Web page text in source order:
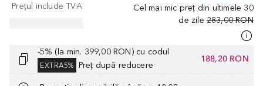
Cel mai mic preț din ultimele 30
de zile 283,00 RON
Prețul include TVA
-5% (la min. 399,00 RON) cu codul
EXTRA5% Preț după reducere
188,20 RON